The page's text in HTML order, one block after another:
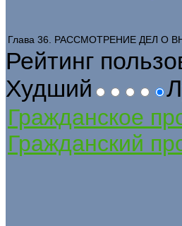
Глава 36. РАССМОТРЕНИЕ ДЕЛ О
Рейтинг
Худший
Гражданское
Гражданский